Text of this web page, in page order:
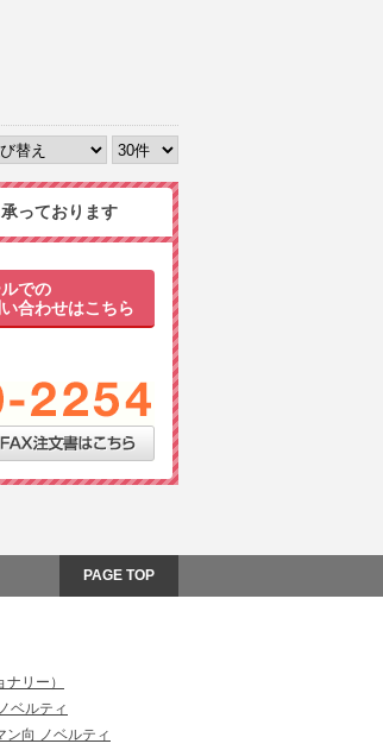
っております
での
合わせはこちら
PAGE TOP
リー）
ベルティ
ン向 ノベルティ